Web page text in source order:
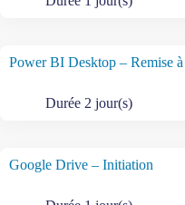
Power BI Desktop – Remise
Durée 2 jour(s)
Google Drive – Initiation